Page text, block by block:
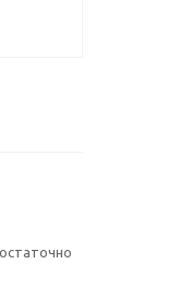
Достаточно